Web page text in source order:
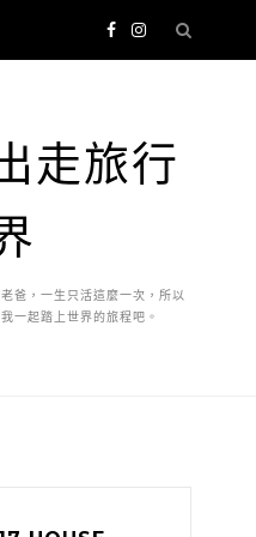
走旅行
爸，一生只活這麼一次，所以
一起踏上世界的旅程吧。